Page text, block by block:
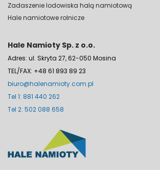
Zadaszenie lodowiska halą namiotową
Hale namiotowe rolnicze
Hale Namioty Sp. z o.o.
Adres: ul. Skryta 27, 62-050 Mosina
TEL/FAX: +48 61 893 89 23
biuro@halenamioty.com.pl
Tel 1: 881 440 262
Tel 2: 502 088 658